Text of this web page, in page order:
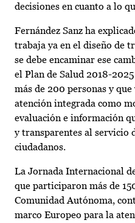
decisiones en cuanto a lo
Fernández Sanz ha
trabaja ya en el diseño de
se debe encaminar ese
el Plan de Salud 2018-
más de 200 personas y
atención integrada como
evaluación e información
y transparentes al servicio
ciudadanos.
La Jornada Internacional
que participaron más de
Comunidad Autónoma,
marco Europeo para la